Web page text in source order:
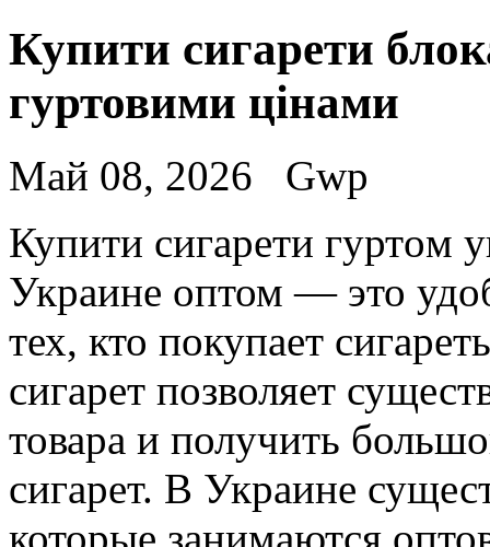
Купити сигарети
гуртовими цінами
Май 08, 2026
Gwp
Купити сигaрeти гуртoм
Украине оптом — это
тех, кто покупает
сигарет позволяет
товара и получить
сигарет. В Украине
которые занимаются